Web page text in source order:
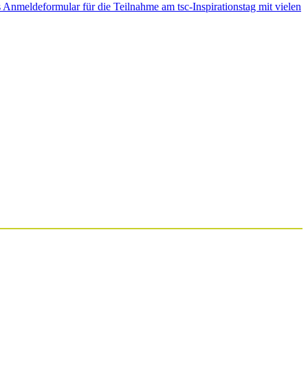
für die Teilnahme am tsc-Inspirationstag mit vielen